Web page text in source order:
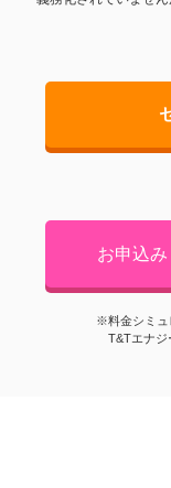
お申込
※料金シミュ
T&Tエナジ